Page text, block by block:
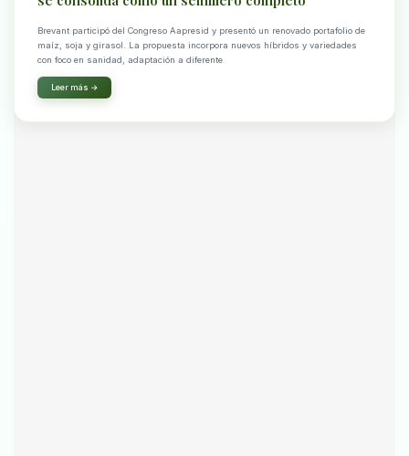
Brevant participó del Congreso Aapresid y presentó un renovado portafolio de
maíz, soja y girasol. La propuesta incorpora nuevos híbridos y variedades
con foco en sanidad, adaptación a diferente
Leer más →